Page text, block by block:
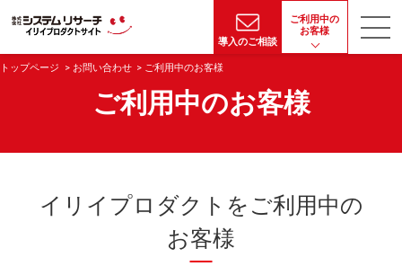
導入のご相談
ご利用中の
お客様
トップページ お問い合わせ ご利用中のお客様
ご利用中のお客様
イリイプロダクトをご利用中の
お客様